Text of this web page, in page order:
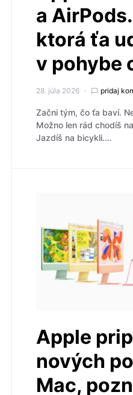
a
ktorá ťa
v pohybe
28. júla 2026 pridaj
Začni tým, čo ťa baví.
Možno len rád chodíš
Jazdíš na bicykli.…
Apple
nových
Mac,